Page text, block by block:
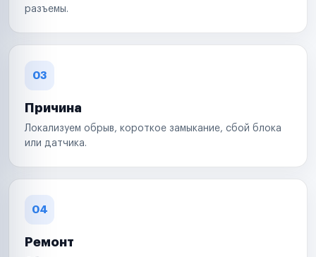
разъемы.
03
Причина
Локализуем обрыв, короткое замыкание, сбой блока
или датчика.
04
Ремонт